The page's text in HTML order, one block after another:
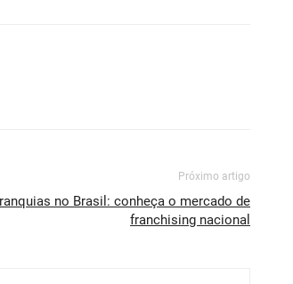
Próximo artigo
no Brasil: conheça o mercado de
franchising nacional